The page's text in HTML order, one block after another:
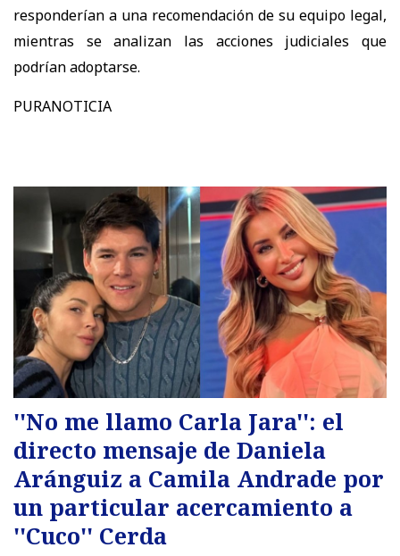
responderían a una recomendación de su equipo legal,
mientras se analizan las acciones judiciales que
podrían adoptarse.
PURANOTICIA
''No me llamo Carla Jara'': el
directo mensaje de Daniela
Aránguiz a Camila Andrade por
un particular acercamiento a
''Cuco'' Cerda